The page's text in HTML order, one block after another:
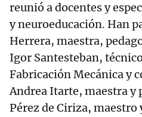
reunió a docentes y
y neuroeducación. Han
Herrera, maestra,
Igor Santesteban,
Fabricación Mecánica y
Andrea Itarte, maestra y
Pérez de Ciriza, maestro